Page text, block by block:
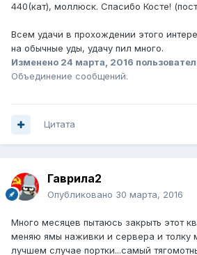
440(кат), моллюск. Спасибо Косте!
Всем удачи в прохождении этого
на обычные уды, удачу пил много.
Изменено 24 марта, 2016
Объединение сообщений.
Цитата
Гаврила2
Опубликовано 30 марта, 2016
Много месяцев пытаюсь закрыть этот
меняю ямы наживки и сервера и толку
лучшем случае портки...самый